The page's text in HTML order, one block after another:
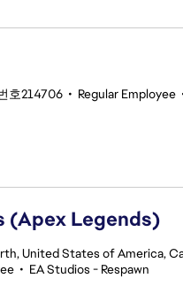
호214706 • Regular Employee
(Apex Legends)
United States of America,
• EA Studios - Respawn